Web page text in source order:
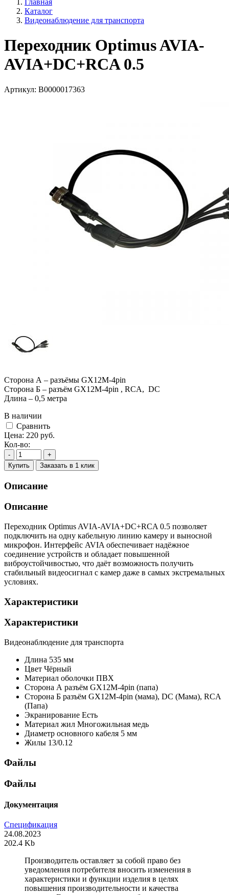
Главная
Каталог
Видеонаблюдение для транспорта
Переходник Optimus AVIA-
AVIA+DC+RCA 0.5
Артикул: В0000017363
Сторона А – разъёмы GX12M-4pin
Сторона Б – разъём GX12M-4pin , RCA, DC
Длина – 0,5 метра
В наличии
Cравнить
Цена: 220 руб.
Кол-во:
-
+
Купить
Заказать в 1 клик
Описание
Описание
Переходник Optimus AVIA-AVIA+DC+RCA 0.5 позволяет
подключить на одну кабельную линию камеру и выносной
микрофон. Интерфейс AVIA обеспечивает надёжное
соединение устройств и обладает повышенной
виброустойчивостью, что даёт возможность получить
стабильный видеосигнал с камер даже в самых экстремальных
условиях.
Характеристики
Характеристики
Видеонаблюдение для транспорта
Длина 535 мм
Цвет Чёрный
Материал оболочки ПВХ
Сторона А разъём GX12M-4pin (папа)
Сторона Б разъём GX12M-4pin (мама), DC (Мама), RCA
(Папа)
Экранирование Есть
Материал жил Многожильная медь
Диаметр основного кабеля 5 мм
Жилы 13/0.12
Файлы
Файлы
Документация
Спецификация
24.08.2023
202.4 Kb
Производитель оставляет за собой право без
уведомления потребителя вносить изменения в
характеристики и функции изделия в целях
повышения производительности и качества